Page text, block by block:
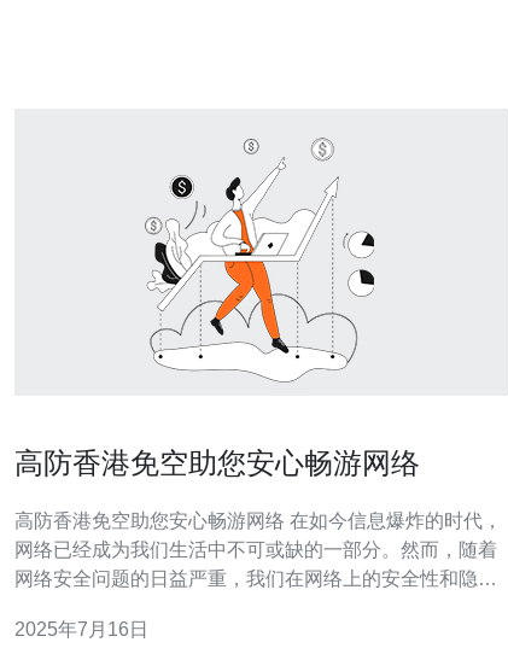
高防香港免空助您安心畅游网络
高防香港免空助您安心畅游网络 在如今信息爆炸的时代，
网络已经成为我们生活中不可或缺的一部分。然而，随着
网络安全问题的日益严重，我们在网络上的安全性和隐私
全解决方案，为我们提供了安全畅游网络的保障。 高防香
2025年7月16日